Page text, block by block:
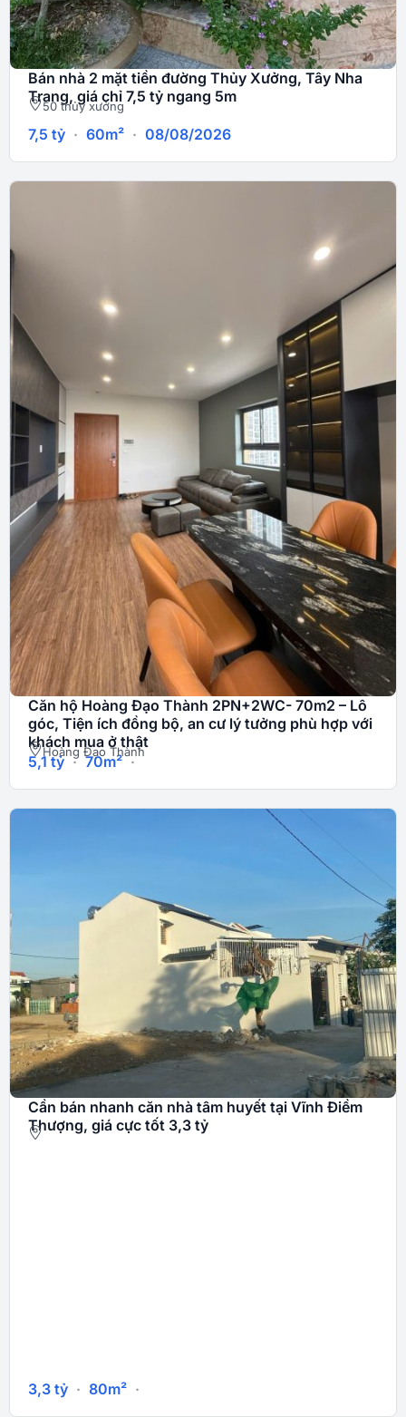
Bán nhà 2 mặt tiền đường Thủy Xưởng, Tây Nha
Trang, giá chỉ 7,5 tỷ ngang 5m
50 thủy xưởng
7,5 tỷ · 60m² · 08/08/2026
Căn hộ Hoàng Đạo Thành 2PN+2WC- 70m2 – Lô
góc, Tiện ích đồng bộ, an cư lý tưởng phù hợp với
khách mua ở thật
Hoàng Đạo Thành
5,1tỷ · 70m² ·
Cần bán nhanh căn nhà tâm huyết tại Vĩnh Điềm
Thượng, giá cực tốt 3,3 tỷ
3,3 tỷ · 80m² ·